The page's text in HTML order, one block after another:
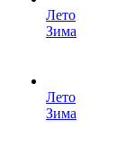
Лето
Зима
Лето
Зима